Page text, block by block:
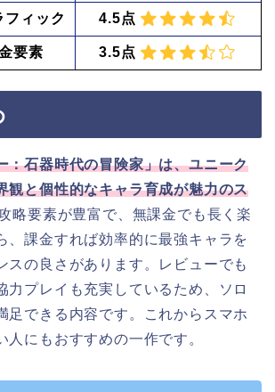
フィック 4.5点
要素 3.5点
：石器時代の冒険家」は、ユニーク
観と個性的なキャラ育成が魅力のス
略要素が豊富で、無課金でも長く楽
、課金すれば効率的に最強キャラを
スの良さがあります。レビューでも
力プレイも充実しているため、ソロ
足できる内容です。これからスマホ
人にもおすすめの一作です。